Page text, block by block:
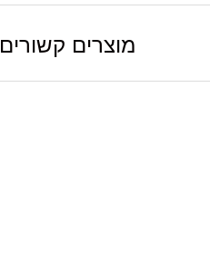
מוצרים קשורים